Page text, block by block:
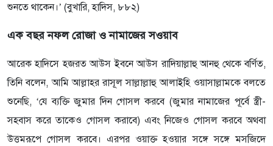
শুনতে থাকেন।’ (বুখারি, হাদিস, ৮৮২)
এক বছর নফল রোজা ও নামাজের সওয়াব
আরেক হাদিসে হজরত আউস ইবনে আউস রাদিয়াল্লাহু আনহু থেকে বর্ণিত,
তিনি বলেন, আমি আল্লাহর রাসূল সাল্লাল্লাহু আলাইহি ওয়াসাল্লামকে বলতে
শুনেছি, ‘যে ব্যক্তি জুমার দিন গোসল করবে (জুমার নামাজের পূর্বে স্ত্রী-
সহবাস করে তাকেও গোসল করাবে) এবং নিজেও গোসল করবে অথবা
উত্তমরূপে গোসল করবে। এরপর ওয়াক্ত হওয়ার সঙ্গে সঙ্গে মসজিদে